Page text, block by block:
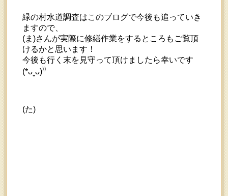
緑の村水道調査はこのブログで今後も追っていき
ますので、
(ま)さんが実際に修繕作業をするところもご覧頂
けるかと思います！
今後も行く末を見守って頂けましたら幸いです
(*ᴗˬᴗ)⁾⁾
(た)